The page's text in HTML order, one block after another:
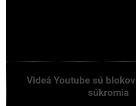
Videá Youtube sú
súkromia